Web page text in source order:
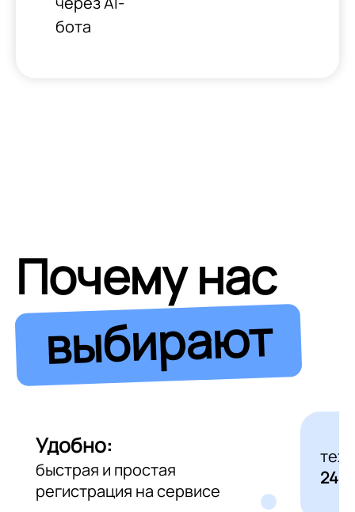
бота
Почему нас
выбирают
Удобно:
быстрая и простая
регистрация на сервисе
24/7